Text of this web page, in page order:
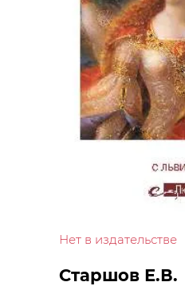
Нет в издательстве
Старшов Е.В.